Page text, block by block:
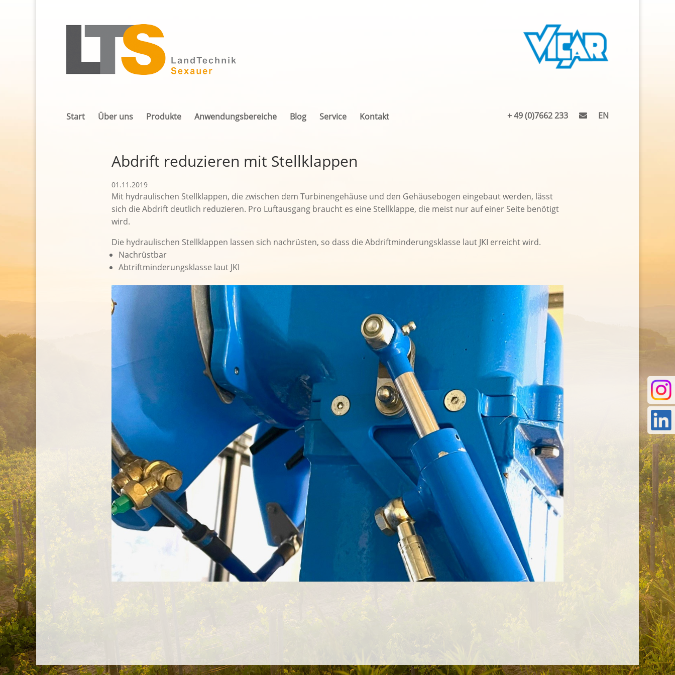
Start Über uns Produkte Anwendungsbereiche Blog Service Kontakt + 49 (0)7662 233 EN
Abdrift reduzieren mit Stellklappen
01.11.2019
Mit hydraulischen Stellklappen, die zwischen dem Turbinengehäuse und den Gehäusebogen eingebaut werden, lässt
sich die Abdrift deutlich reduzieren. Pro Luftausgang braucht es eine Stellklappe, die meist nur auf einer Seite benötigt
wird.
Die hydraulischen Stellklappen lassen sich nachrüsten, so dass die Abdriftminderungsklasse laut JKI erreicht wird.
Nachrüstbar
Abtriftminderungsklasse laut JKI